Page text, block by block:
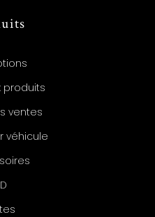
produits
ventes
véhicule